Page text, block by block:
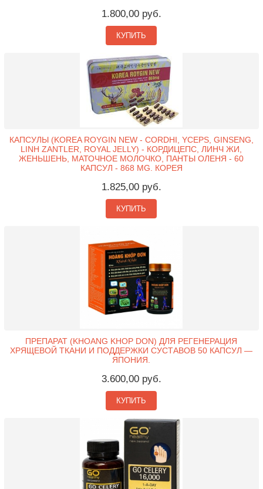
1.800,00 руб.
КУПИТЬ
КАПСУЛЫ (KOREA ROYGIN NEW - CORDHI, YCEPS, GINSENG,
LINH ZANTLER, ROYAL JELLY) - КОРДИЦЕПС, ЛИНЧ ЖИ,
ЖЕНЬШЕНЬ, МАТОЧНОЕ МОЛОЧКО, ПАНТЫ ОЛЕНЯ - 60
КАПСУЛ - 868 MG. КОРЕЯ
1.825,00 руб.
КУПИТЬ
ПРЕПАРАТ (KHOANG KHOP DON) ДЛЯ РЕГЕНЕРАЦИЯ
ХРЯЩЕВОЙ ТКАНИ И ПОДДЕРЖКИ СУСТАВОВ 50 КАПСУЛ —
ЯПОНИЯ.
3.600,00 руб.
КУПИТЬ